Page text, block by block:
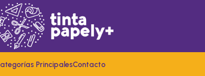
PrincipalesContacto